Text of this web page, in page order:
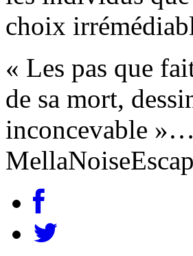
choix
« Les pas que
de sa mort,
inconcevable